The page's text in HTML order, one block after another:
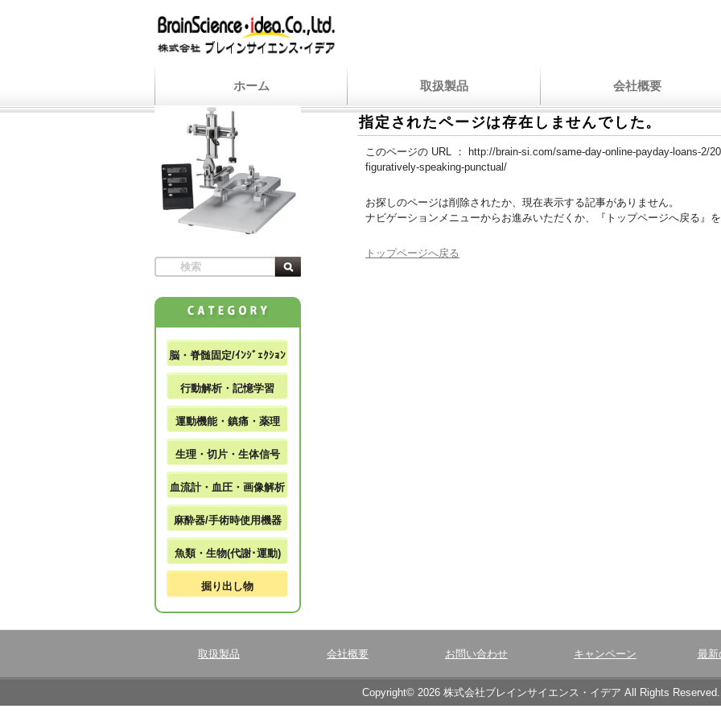
ホーム 取扱製品 会社概要
指定されたページは存在しませんでした。
このページの URL ：
http://brain-si.com/same-day-online-payday-loans-2/
figuratively-speaking-punctual/
お探しのページは削除されたか、現在表示する記事がありません。
ナビゲーションメニューからお進みいただくか、『トップページへ戻る』を
トップページへ戻る
脳・脊髄固定/ｲﾝｼﾞｪｸｼｮﾝ
行動解析・記憶学習
運動機能・鎮痛・薬理
生理・切片・生体信号
血流計・血圧・画像解析
麻酔器/手術時使用機器
魚類・生物(代謝･運動)
掘り出し物
取扱製品 会社概要 お問い合わせ キャンペーン 最新
Copyright© 2026 株式会社ブレインサイエンス・イデア All Rights Reserved.